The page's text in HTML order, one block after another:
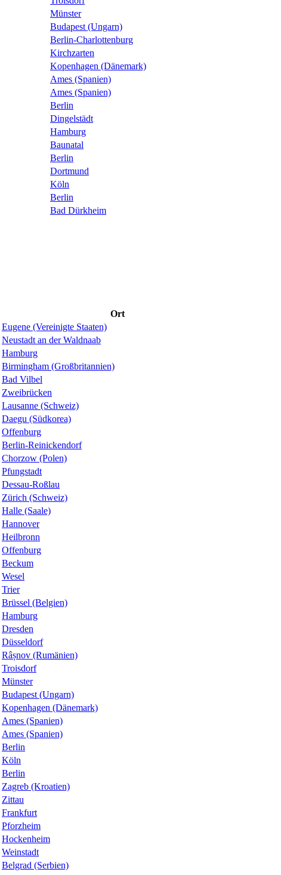
Münster
Budapest (Ungarn)
Berlin-Charlottenburg
Kirchzarten
Kopenhagen (Dänemark)
Ames (Spanien)
Ames (Spanien)
Berlin
Dingelstädt
Hamburg
Baunatal
Berlin
Dortmund
Köln
Berlin
Bad Dürkheim
Ort
Eugene (Vereinigte Staaten)
Neustadt an der Waldnaab
Hamburg
Birmingham (Großbritannien)
Bad Vilbel
Zweibrücken
Lausanne (Schweiz)
Daegu (Südkorea)
Offenburg
Berlin-Reinickendorf
Chorzow (Polen)
Pfungstadt
Dessau-Roßlau
Zürich (Schweiz)
Halle (Saale)
Hannover
Heilbronn
Offenburg
Beckum
Wesel
Trier
Brüssel (Belgien)
Hamburg
Dresden
Düsseldorf
Râșnov (Rumänien)
Troisdorf
Münster
Budapest (Ungarn)
Kopenhagen (Dänemark)
Ames (Spanien)
Ames (Spanien)
Berlin
Köln
Berlin
Zagreb (Kroatien)
Zittau
Frankfurt
Pforzheim
Hockenheim
Weinstadt
Belgrad (Serbien)